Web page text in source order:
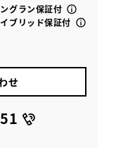
グラン保証付
ブリッド保証付
せ